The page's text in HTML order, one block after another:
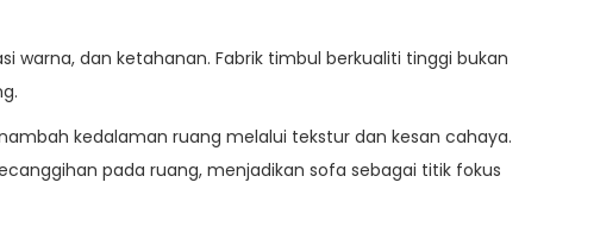
dan ketahanan. Fabrik timbul berkualiti tinggi bukan
kedalaman ruang melalui tekstur dan kesan cahaya.
pada ruang, menjadikan sofa sebagai titik fokus